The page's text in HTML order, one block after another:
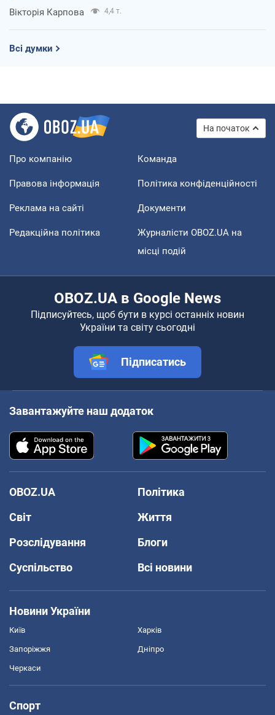
Вікторія Карпова 4,4 т.
Всі думки
На початок
Про компанію Команда
Правова інформація Політика конфіденційності
Реклама на сайті Документи
Редакційна політика
Журналісти OBOZ.UA на
місці подій
OBOZ.UA в Google News
Підписуйтесь, щоб бути в курсі останніх новин
України та світу сьогодні
Підписатись
Завантажуйте наш додаток
OBOZ.UA
Політика
Світ
Життя
Розслідування
Блоги
Суспільство
Всі новини
Новини України
Київ Харків
Запоріжжя Дніпро
Черкаси
Спорт